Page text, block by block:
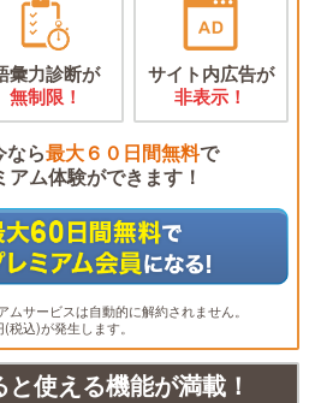
彙力診断が
無制限！
サイト内広告が
非表示！
なら最大６０日間無料で
ム体験ができます！
サービスは自動的に解約されません。
込)が発生します。
使える機能が満載！